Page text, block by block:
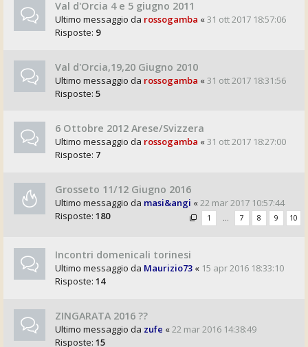
Val d'Orcia 4 e 5 giugno 2011
Ultimo messaggio da rossogamba «31 ott 2017 18:57:06
Risposte: 9
Val d'Orcia,19,20 Giugno 2010
Ultimo messaggio da rossogamba «31 ott 2017 18:31:56
Risposte: 5
6 Ottobre 2012 Arese/Svizzera
Ultimo messaggio da rossogamba «31 ott 2017 18:27:00
Risposte: 7
Grosseto 11/12 Giugno 2016
Ultimo messaggio da masi&angi «22 mar 2017 10:57:44
Risposte: 180 1 … 7 8 9 10
Incontri domenicali torinesi
Ultimo messaggio da Maurizio73 « 15 apr 2016 18:33:10
Risposte: 14
ZINGARATA 2016 ??
Ultimo messaggio da zufe «22 mar 2016 14:38:49
Risposte: 15